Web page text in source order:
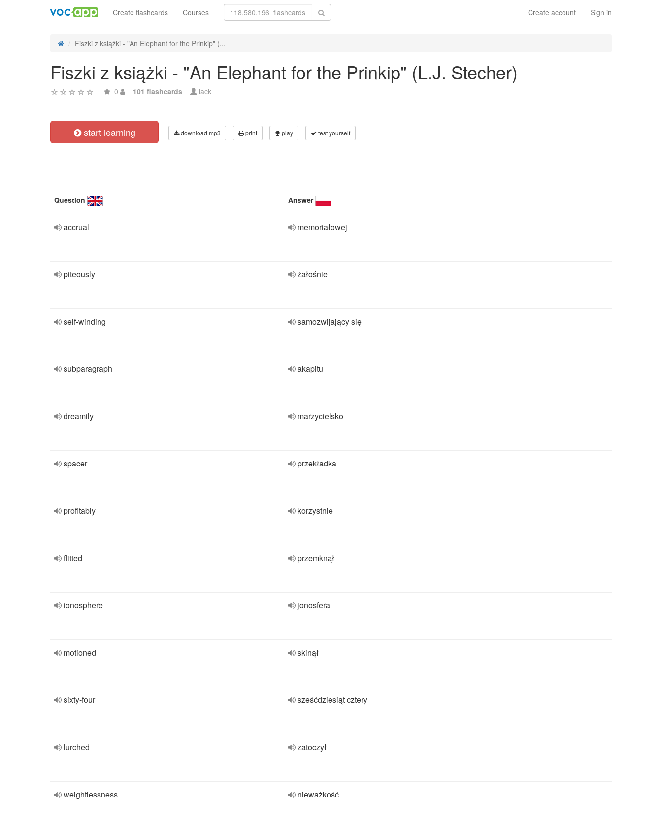
Create account Sign in
Create flashcards Courses
Fiszki z książki - "An Elephant for the Prinkip" (...
Fiszki z książki - "An Elephant for the Prinkip" (L.J. Stecher)
0 101 flashcards lack
start learning download mp3 print play test yourself
Question Answer
accrual memoriałowej
piteously żałośnie
self-winding samozwijający się
subparagraph akapitu
dreamily marzycielsko
spacer przekładka
profitably korzystnie
flitted przemknął
ionosphere jonosfera
motioned skinął
sixty-four sześćdziesiąt cztery
lurched zatoczył
weightlessness nieważkość